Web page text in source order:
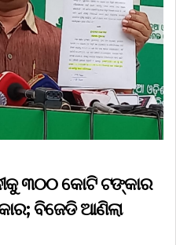
୩୦୦ କୋଟି ଟଙ୍କାର
ବିଜେଡି ଆଣିଲା